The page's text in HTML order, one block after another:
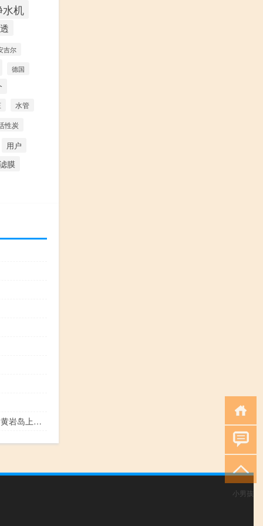
水机
吉尔
德国
水管
性炭
用户
膜
黄岩岛填海工程已开工（2018黄岩岛上中国填海情况）
小男孩